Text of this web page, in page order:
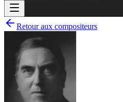
Retour aux compositeurs